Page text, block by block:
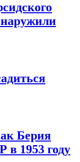
Берия
в 1953 году